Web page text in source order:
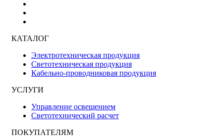
КАТАЛОГ
Электротехническая продукция
Светотехническая продукция
Кабельно-проводниковая продукция
УСЛУГИ
Управление освещением
Светотехнический расчет
ПОКУПАТЕЛЯМ